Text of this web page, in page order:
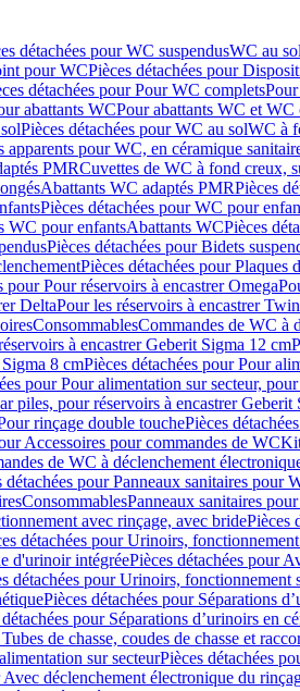
détachées pour WC suspendusWC au sol
pour WCPièces détachées pour
détachées pour Pour WC complets
abattants WCPour abattants WC et WC
Pièces détachées pour WC au solWC à
apparents pour WC, en céramique
PMRCuvettes de WC à fond creux,
Abattants WC adaptés PMRPièces
Pièces détachées pour WC pour
WC pour enfantsAbattants WCPièces
Pièces détachées pour Bidets
Pièces détachées pour Plaques
pour Pour réservoirs à encastrer Omega
DeltaPour les réservoirs à encastrer
ConsommablesCommandes de WC à
à encastrer Geberit Sigma 12 cm
8 cmPièces détachées pour Pour
pour Pour alimentation sur secteur,
piles, pour réservoirs à encastrer Geberit
rinçage double touchePièces
Accessoires pour commandes de WC
de WC à déclenchement
détachées pour Panneaux sanitaires pour
ConsommablesPanneaux sanitaires
avec rinçage, avec bridePièces
détachées pour Urinoirs,
d'urinoir intégréePièces détachées pour
détachées pour Urinoirs, fonctionnement
Pièces détachées pour Séparations
pour Séparations d’urinoirs en
de chasse, coudes de chasse et
sur secteurPièces détachées
Avec déclenchement électronique du